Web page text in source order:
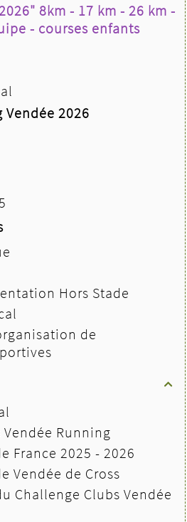
8km - 17 km - 26 km -
- courses enfants
2026
Hors Stade
de

Running
France 2025 - 2026
Vendée de Cross
Challenge Clubs Vendée